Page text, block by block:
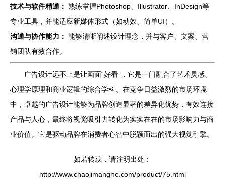
技术与软件精通： 熟练掌握Photoshop、Illustrator、InDesign等
专业工具，并能适应新媒体形式（如动效、简单UI）。
沟通与协作能力： 能够清晰阐述设计理念，并与客户、文案、营
销团队有效合作。
广告设计远不止是让画面“好看”，它是一门融合了艺术灵感、
心理学原理和商业逻辑的综合学科。在竞争日益激烈的市场环境
中，卓越的广告设计能够为品牌创造显著的差异化优势，有效连接
产品与人心，最终将视觉吸引力转化为实实在在的市场影响力与商
业价值。它是驱动品牌在消费者心智中脱颖而出的强大视觉引擎。
如若转载，请注明出处：
http://www.chaojimanghe.com/product/75.html